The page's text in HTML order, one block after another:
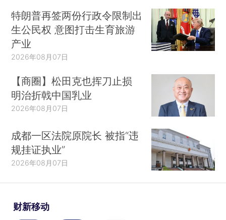
特朗普再签两份行政令限制出
生公民权 意图打击生育旅游
产业
2026年08月07日
【商圈】松田克也挥刀止损
明治折戟中国乳业
2026年08月07日
成都一区法院原院长 被指“违
规挂证执业”
2026年08月07日
财新移动